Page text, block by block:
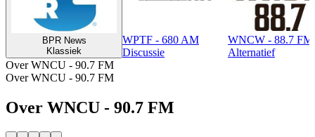
BPR News
Klassiek
WPTF - 680 AM
Discussie
WNCW - 88.7 FM
Alternatief
Over WNCU - 90.7 FM
Over WNCU - 90.7 FM
Over WNCU - 90.7 FM